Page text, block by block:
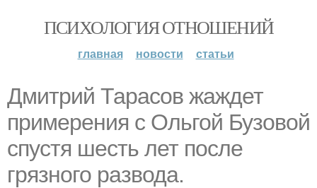
ПСИХОЛОГИЯ ОТНОШЕНИЙ
главная новости статьи
Дмитрий Тарасов жаждет
примерения с Ольгой Бузовой
спустя шесть лет после
грязного развода.